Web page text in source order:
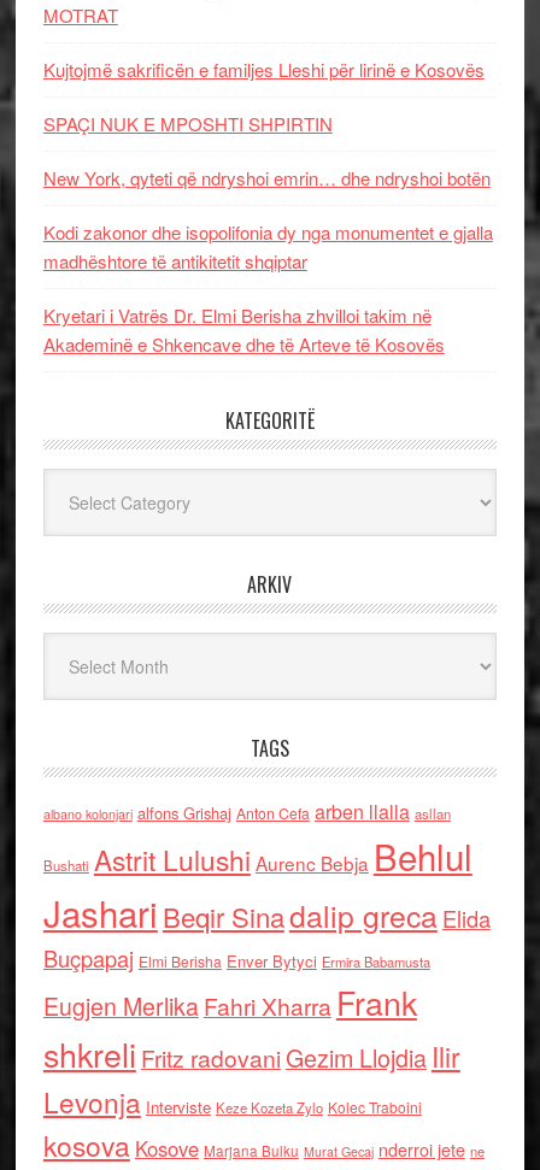
MOTRAT
Kujtojmë sakrificën e familjes Lleshi për lirinë e Kosovës
SPAÇI NUK E MPOSHTI SHPIRTIN
New York, qyteti që ndryshoi emrin… dhe ndryshoi botën
Kodi zakonor dhe isopolifonia dy nga monumentet e gjalla
madhështore të antikitetit shqiptar
Kryetari i Vatrës Dr. Elmi Berisha zhvilloi takim në
Akademinë e Shkencave dhe të Arteve të Kosovës
KATEGORITË
ARKIV
TAGS
albano kolonjari alfons Grishaj Anton Cefa arben llalla asllan
Bushati Astrit Lulushi Aurenc Bebja Behlul
Jashari Beqir Sinadalip grecaElida
Buçpapaj Elmi Berisha Enver Bytyci Ermira Babamusta
Eugjen MerlikaFahri Xharra Frank
shkreli Fritz radovaniGezim Llojdia Ilir
Levonja Interviste Keze Kozeta Zylo Kolec Traboini
kosova Kosove Marjana Bulku Murat Gecaj nderroi jete ne